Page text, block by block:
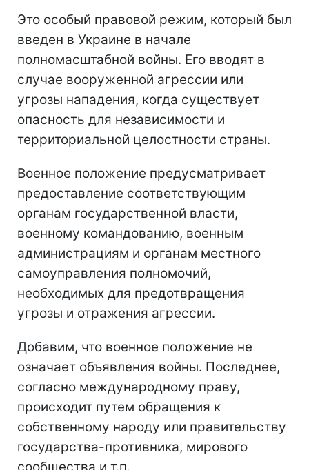
Это особый правовой режим, который был
введен в Украине в начале
полномасштабной войны. Его вводят в
случае вооруженной агрессии или
угрозы нападения, когда существует
опасность для независимости и
территориальной целостности страны.
Военное положение предусматривает
предоставление соответствующим
органам государственной власти,
военному командованию, военным
администрациям и органам местного
самоуправления полномочий,
необходимых для предотвращения
угрозы и отражения агрессии.
Добавим, что военное положение не
означает объявления войны. Последнее,
согласно международному праву,
происходит путем обращения к
собственному народу или правительству
государства-противника, мирового
сообщества и т.п.